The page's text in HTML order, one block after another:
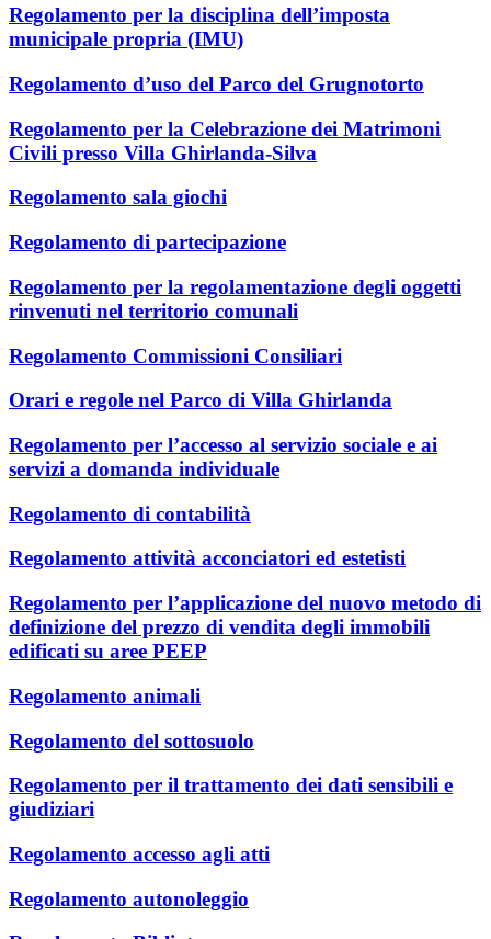
Regolamento per la disciplina dell’imposta
municipale propria (IMU)
Regolamento d’uso del Parco del Grugnotorto
Regolamento per la Celebrazione dei Matrimoni
Civili presso Villa Ghirlanda-Silva
Regolamento sala giochi
Regolamento di partecipazione
Regolamento per la regolamentazione degli oggetti
rinvenuti nel territorio comunali
Regolamento Commissioni Consiliari
Orari e regole nel Parco di Villa Ghirlanda
Regolamento per l’accesso al servizio sociale e ai
servizi a domanda individuale
Regolamento di contabilità
Regolamento attività acconciatori ed estetisti
Regolamento per l’applicazione del nuovo metodo di
definizione del prezzo di vendita degli immobili
edificati su aree PEEP
Regolamento animali
Regolamento del sottosuolo
Regolamento per il trattamento dei dati sensibili e
giudiziari
Regolamento accesso agli atti
Regolamento autonoleggio